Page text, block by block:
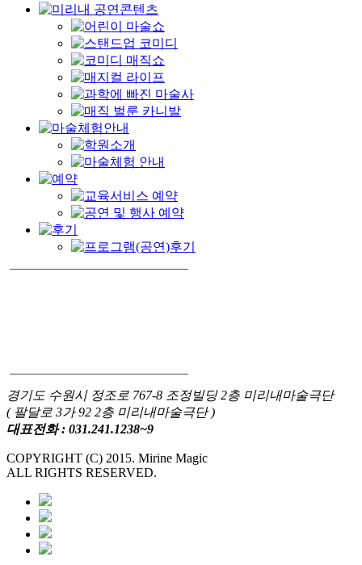
경기도 수원시 정조로 767-8 조정빌딩 2층 미리내마술극단
( 팔달로 3가 92 2층 미리내마술극단 )
대표전화 : 031.241.1238~9
COPYRIGHT (C) 2015. Mirine Magic
ALL RIGHTS RESERVED.